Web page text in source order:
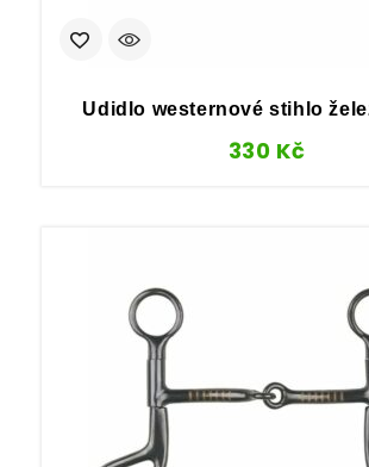
Udidlo westernové stihlo
330 Kč